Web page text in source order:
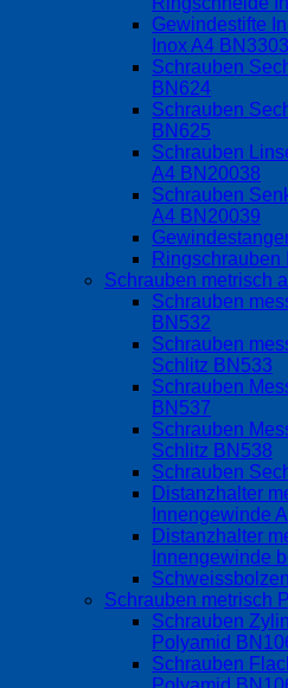
Gewindestifte
Inox A4
Schrauben
BN624
Schrauben
BN625
Schrauben
A4 BN20038
Schrauben
A4 BN20039
Ringschrauben
Schrauben metrisch
Schrauben
BN532
Schrauben
Schlitz BN533
Schrauben
BN537
Schrauben
Schlitz BN538
Schrauben
Distanzhalter
Innengewinde
Distanzhalter
Innengewinde
Schrauben metrisch
Schrauben
Polyamid
Schrauben